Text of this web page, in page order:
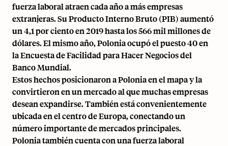
fuerza laboral atraen cada año a más empresas
extranjeras. Su Producto Interno Bruto (PIB) aumentó
un 4,1 por ciento en 2019 hasta los 566 mil millones de
dólares. El mismo año, Polonia ocupó el puesto 40 en
la Encuesta de Facilidad para Hacer Negocios del
Banco Mundial.
Estos hechos posicionaron a Polonia en el mapa y la
convirtieron en un mercado al que muchas empresas
desean expandirse. También está convenientemente
ubicada en el centro de Europa, conectando un
número importante de mercados principales.
Polonia también cuenta con una fuerza laboral